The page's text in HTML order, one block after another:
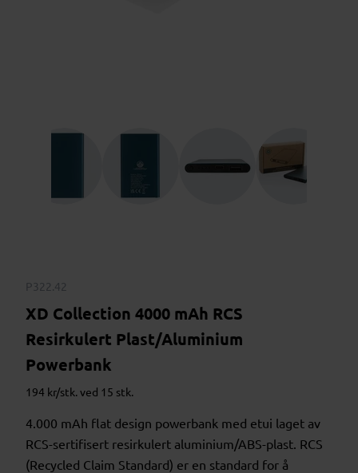
P322.42
XD Collection 4000 mAh RCS
Resirkulert Plast/Aluminium
Powerbank
194 kr/stk. ved 15 stk.
4.000 mAh flat design powerbank med etui laget av
RCS-sertifisert resirkulert aluminium/ABS-plast. RCS
(Recycled Claim Standard) er en standard for å